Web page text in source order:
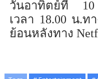
วันอาทิตย์ที่
เวลา 18.00 น.ท
ย้อนหลังทาง